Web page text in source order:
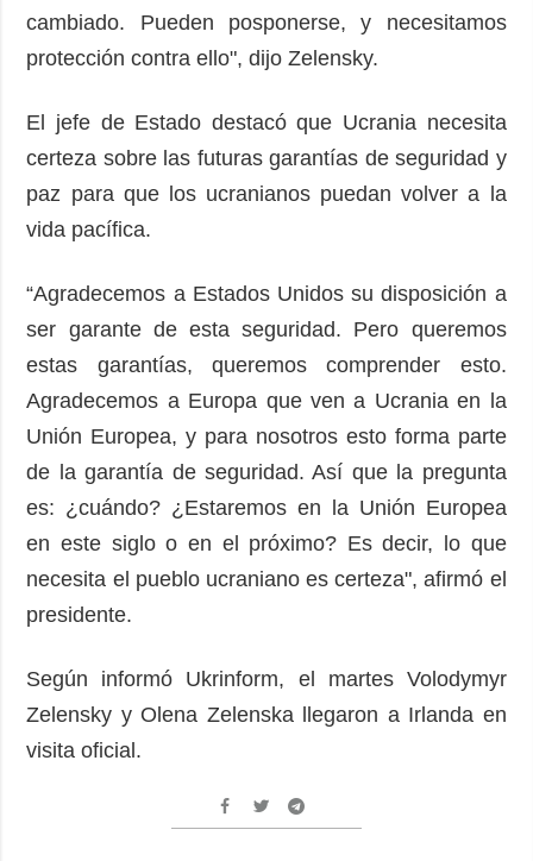
cambiado. Pueden posponerse, y necesitamos
protección contra ello", dijo Zelensky.
El jefe de Estado destacó que Ucrania necesita
certeza sobre las futuras garantías de seguridad y
paz para que los ucranianos puedan volver a la
vida pacífica.
“Agradecemos a Estados Unidos su disposición a
ser garante de esta seguridad. Pero queremos
estas garantías, queremos comprender esto.
Agradecemos a Europa que ven a Ucrania en la
Unión Europea, y para nosotros esto forma parte
de la garantía de seguridad. Así que la pregunta
es: ¿cuándo? ¿Estaremos en la Unión Europea
en este siglo o en el próximo? Es decir, lo que
necesita el pueblo ucraniano es certeza", afirmó el
presidente.
Según informó Ukrinform, el martes Volodymyr
Zelensky y Olena Zelenska llegaron a Irlanda en
visita oficial.